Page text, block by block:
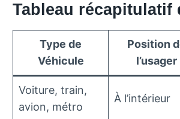
Tableau
Type de
Véhicule
Position
l’usager
Voiture, train,
avion, métro
À l’intérieur